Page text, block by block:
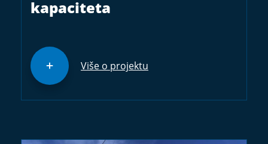
kapaciteta
Više o projektu